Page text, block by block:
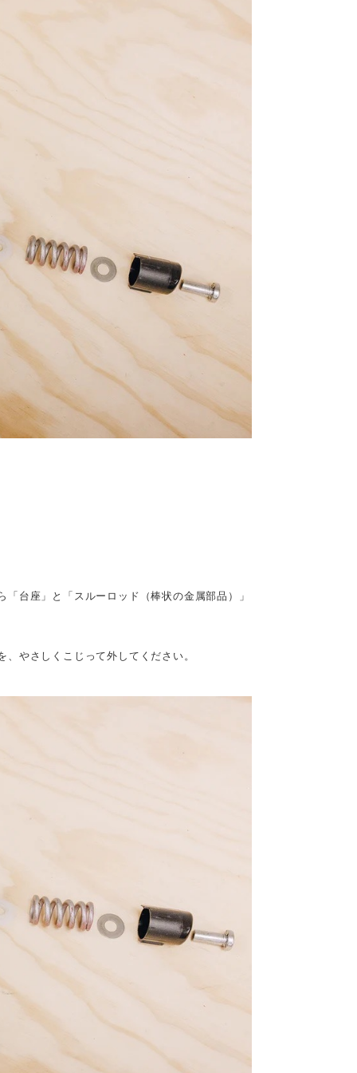
台座」と「スルーロッド（棒状の金属部品）」
やさしくこじって外してください。